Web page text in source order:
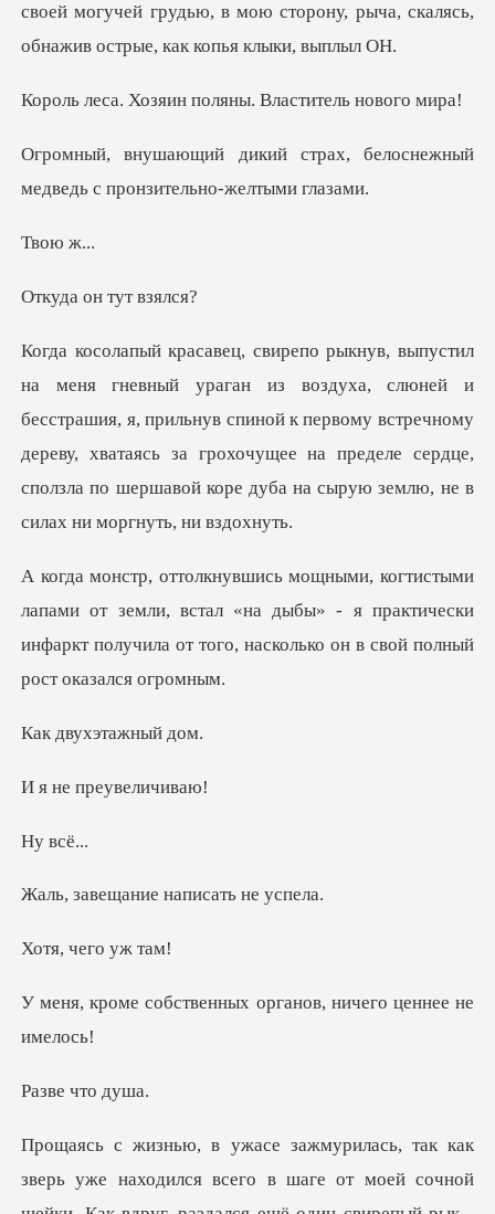
своей могучей грудью, в мою стор
ин поляны. Власти
рах, белоснежный
медведь с п
ю ж
он тут
и
бесстрашия, я, прильнув спиной к первому встречному
дереву, хватаясь за грохочущее на преде
т земли, встал «на дыбы» - я практически
инфаркт получила
хэтажны
преувел
всё
ание написа
чего у
енных органов, ничег
что
шаге от моей сочной